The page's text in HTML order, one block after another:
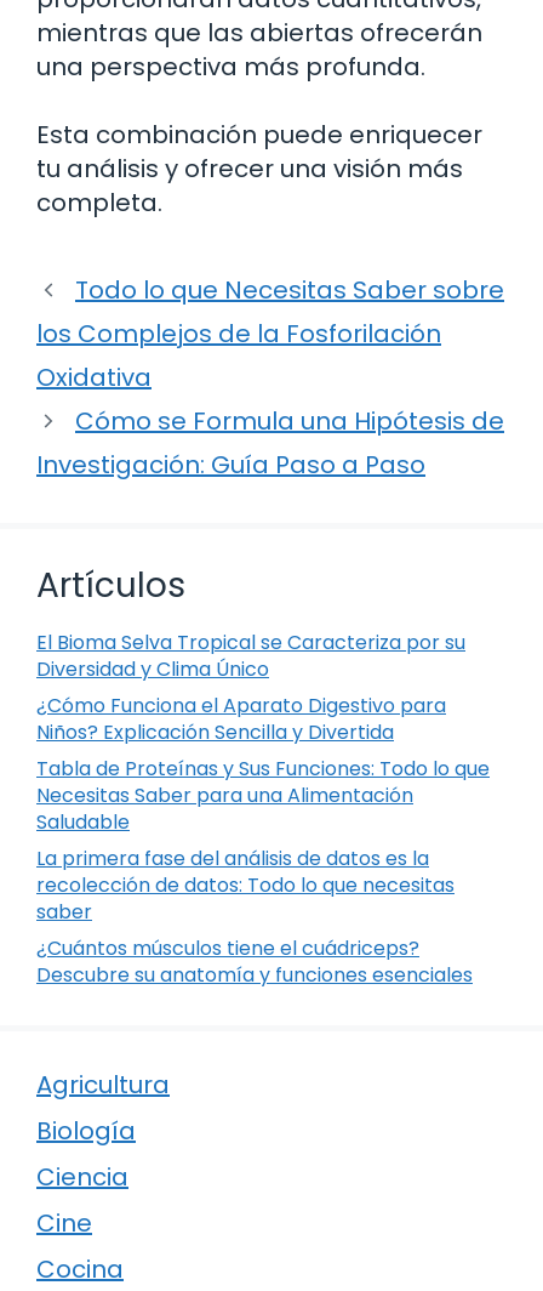
mientras que las abiertas ofrecerán
una perspectiva más profunda.
Esta combinación puede enriquecer
tu análisis y ofrecer una visión más
completa.
Todo lo que Necesitas Saber sobre
los Complejos de la Fosforilación
Oxidativa
Cómo se Formula una Hipótesis de
Investigación: Guía Paso a Paso
Artículos
El Bioma Selva Tropical se Caracteriza por su
Diversidad y Clima Único
¿Cómo Funciona el Aparato Digestivo para
Niños? Explicación Sencilla y Divertida
Tabla de Proteínas y Sus Funciones: Todo lo que
Necesitas Saber para una Alimentación
Saludable
La primera fase del análisis de datos es la
recolección de datos: Todo lo que necesitas
saber
¿Cuántos músculos tiene el cuádriceps?
Descubre su anatomía y funciones esenciales
Agricultura
Biología
Ciencia
Cine
Cocina